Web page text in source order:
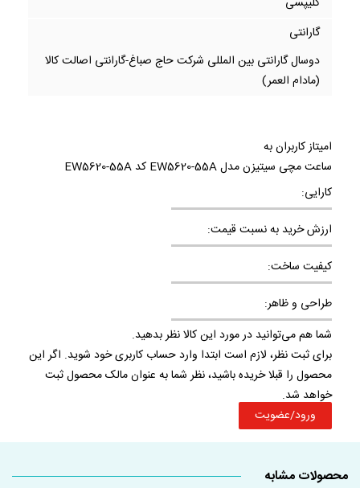
گارانتی
دوسال گارانتی بین المللی شرکت حاج صباغ-گارانتی اصالت کالا
(مادام العمر)
امیتاز کاربران به
ساعت مچی سیتیزن مدل EW5620-55A کد EW5620-55A
کارایی:
ارزش خرید به نسبت قیمت:
کیفیت ساخت:
طراحی و ظاهر:
شما هم می‌توانید در مورد این کالا نظر بدهید.
برای ثبت نظر، لازم است ابتدا وارد حساب کاربری خود شوید. اگر این
محصول را قبلا خریده باشید، نظر شما به عنوان مالک محصول ثبت
خواهد شد.
ورود/عضویت
محصولات مشابه